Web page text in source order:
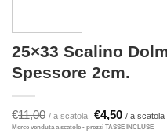
25×33 Scalino
Spessore 2cm.
€11,00
Il
prezzo
€4,50
Il